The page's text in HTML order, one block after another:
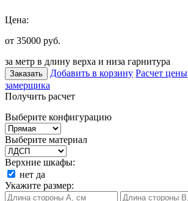
Цена:
от 35000 руб.
за метр в длину верха и низа гарнитура
Заказать Добавить в корзину Расчет цены
замерщика
Получить расчет
Выберите конфигурацию
Выберите материал
Верхние шкафы:
нет да
Укажите размер: